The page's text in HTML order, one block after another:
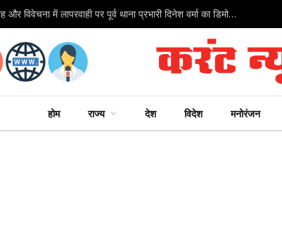
इंदौर पुलिस में हड़कंप: फर्जी गवाह और विवेचना में लापरवाही पर पूर्व थाना प्रभारी दिनेश वर्मा का डिमोशन
होम राज्य देश विदेश मनोरंजन